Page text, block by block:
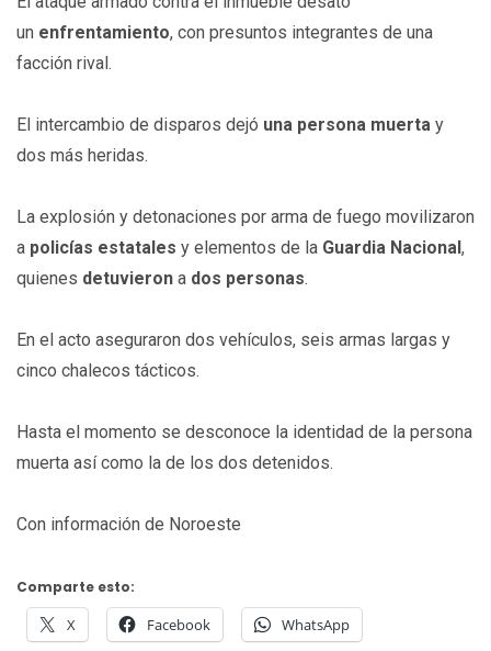
un enfrentamiento, con presuntos integrantes de una
facción rival.
El intercambio de disparos dejó una persona muerta y
dos más heridas.
La explosión y detonaciones por arma de fuego movilizaron
a policías estatales y elementos de la Guardia Nacional,
quienes detuvieron a dos personas.
En el acto aseguraron dos vehículos, seis armas largas y
cinco chalecos tácticos.
Hasta el momento se desconoce la identidad de la persona
muerta así como la de los dos detenidos.
Con información de Noroeste
Comparte esto:
X Facebook WhatsApp